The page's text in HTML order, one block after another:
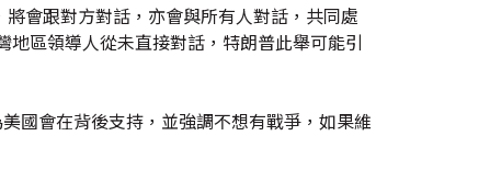
會跟對方對話，亦會與所有人對話，共同處
區領導人從未直接對話，特朗普此舉可能引
國會在背後支持，並強調不想有戰爭，如果維